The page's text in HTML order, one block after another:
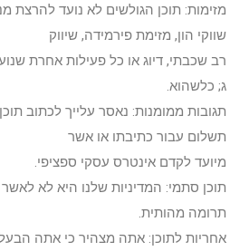
מזימות: תוכן הגולשים לא נועד להרצת
שווקי הון, מזימת פירמידה, שיווק
רב שכבתי, דיוג או כל פעילות אחרת
ג; כלשהוא.
תגובות ממומנות: נאסר עלייך לכתוב
תשלום עבור כתיבתו או אשר
מיועד לקדם אינטרס עסקי ספציפי.
תוכן סתמי: המדיניות שלנו היא לא לאשר
תרומה מהותית.
אחריות לתוכן: אתה מצהיר כי אתה